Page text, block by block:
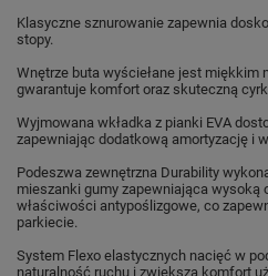
Klasyczne sznurowanie zapewnia
stopy.
Wnętrze buta wyściełane jest miękkim
gwarantuje komfort oraz skuteczną
Wyjmowana wkładka z pianki EVA
zapewniając dodatkową amortyzację i
Podeszwa zewnętrzna Durability
mieszanki gumy zapewniająca wysoką
właściwości antypoślizgowe, co
parkiecie.
System Flexo elastycznych nacięć w
naturalność ruchu i zwiększa komfort